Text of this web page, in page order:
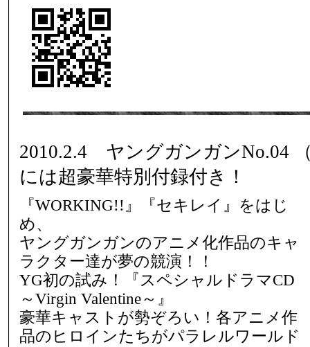
2010.2.4 ヤングガンガンNo.04
には超豪華特別付録付き！
『WORKING!!』『セキレイ』をはじ
め、
ヤングガンガンのアニメ化作品のキャ
ラクター達が夢の競演！！
YG初の試み！『スペシャルドラマCD
～Virgin Valentine～』
豪華キャストが勢ぞろい！各アニメ作
品のヒロインたちがパラレルワールド